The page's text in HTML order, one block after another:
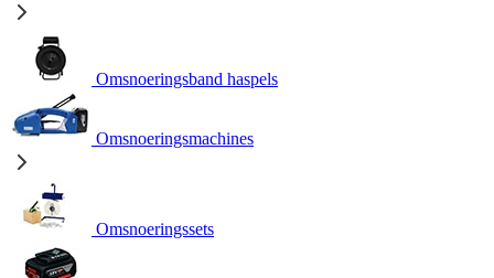
Omsnoeringsband haspels
Omsnoeringsmachines
Omsnoeringssets